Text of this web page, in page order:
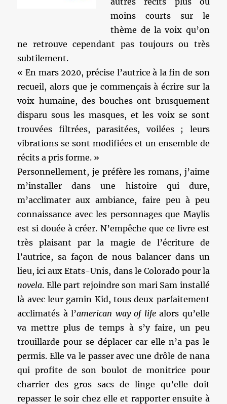
moins courts sur le
thème de la voix qu’on
ne retrouve cependant pas toujours ou très
subtilement.
« En mars 2020, précise l’autrice à la fin de son
recueil, alors que je commençais à écrire sur la
voix humaine, des bouches ont brusquement
disparu sous les masques, et les voix se sont
trouvées filtrées, parasitées, voilées ; leurs
vibrations se sont modifiées et un ensemble de
récits a pris forme. »
Personnellement, je préfère les romans, j’aime
m’installer dans une histoire qui dure,
m’acclimater aux ambiance, faire peu à peu
connaissance avec les personnages que Maylis
est si douée à créer. N’empêche que ce livre est
très plaisant par la magie de l’écriture de
l’autrice, sa façon de nous balancer dans un
lieu, ici aux Etats-Unis, dans le Colorado pour la
novela. Elle part rejoindre son mari Sam installé
là avec leur gamin Kid, tous deux parfaitement
acclimatés à l’american way of lifealors qu’elle
va mettre plus de temps à s’y faire, un peu
trouillarde pour se déplacer car elle n’a pas le
permis. Elle va le passer avec une drôle de nana
qui profite de son boulot de monitrice pour
charrier des gros sacs de linge qu’elle doit
repasser le soir chez elle et rapporter ensuite à